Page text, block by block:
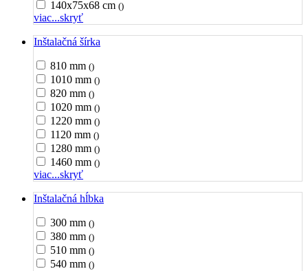
140x75x68 cm ()
viac...skryť
Inštalačná šírka
810 mm ()
1010 mm ()
820 mm ()
1020 mm ()
1220 mm ()
1120 mm ()
1280 mm ()
1460 mm ()
viac...skryť
Inštalačná hĺbka
300 mm ()
380 mm ()
510 mm ()
540 mm ()